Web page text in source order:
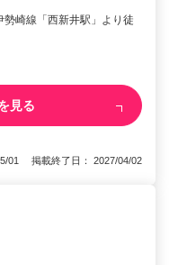
崎線「西新井駅」より徒
見る
01 掲載終了日： 2027/04/02